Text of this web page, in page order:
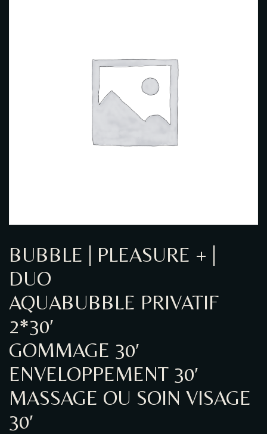
BUBBLE | PLEASURE + |
DUO
AQUABUBBLE PRIVATIF
2*30′
GOMMAGE 30′
ENVELOPPEMENT 30′
MASSAGE OU SOIN VISAGE
30′